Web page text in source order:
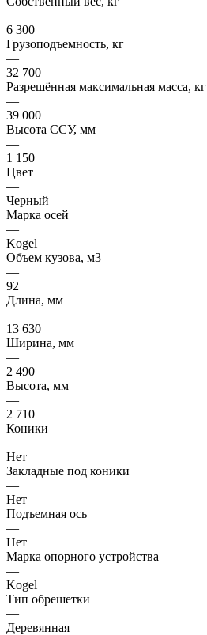
—
6 300
Грузоподъемность, кг
—
32 700
Разрешённая максимальная масса, кг
—
39 000
Высота ССУ, мм
—
1 150
Цвет
—
Черный
Марка осей
—
Kogel
Объем кузова, м3
—
92
Длина, мм
—
13 630
Ширина, мм
—
2 490
Высота, мм
—
2 710
Коники
—
Нет
Закладные под коники
—
Нет
Подъемная ось
—
Нет
Марка опорного устройства
—
Kogel
Тип обрешетки
—
Деревянная